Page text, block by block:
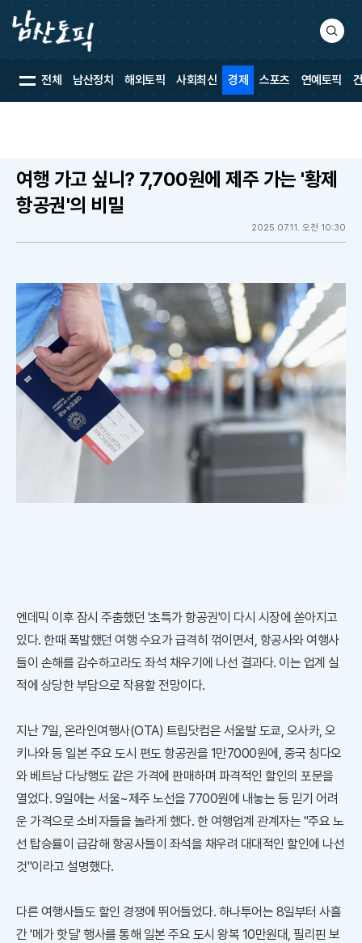
검
전체 남산정치 해외토픽 사회최신 경제 스포츠 연예토픽
여행 가고 싶니? 7,700원에 제주 가는 '황제
항공권'의 비밀
2025.07.11. 오전 10:30
엔데믹 이후 잠시 주춤했던 '초특가 항공권'이 다시 시장에 쏟아지고
있다. 한때 폭발했던 여행 수요가 급격히 꺾이면서, 항공사와 여행사
들이 손해를 감수하고라도 좌석 채우기에 나선 결과다. 이는 업계 실
적에 상당한 부담으로 작용할 전망이다.
지난 7일, 온라인여행사(OTA) 트립닷컴은 서울발 도쿄, 오사카, 오
키나와 등 일본 주요 도시 편도 항공권을 1만7000원에, 중국 칭다오
와 베트남 다낭행도 같은 가격에 판매하며 파격적인 할인의 포문을
열었다. 9일에는 서울~제주 노선을 7700원에 내놓는 등 믿기 어려
운 가격으로 소비자들을 놀라게 했다. 한 여행업계 관계자는 "주요 노
선 탑승률이 급감해 항공사들이 좌석을 채우려 대대적인 할인에 나선
것"이라고 설명했다.
다른 여행사들도 할인 경쟁에 뛰어들었다. 하나투어는 8일부터 사흘
간 '메가 핫딜' 행사를 통해 일본 주요 도시 왕복 10만원대, 필리핀 보